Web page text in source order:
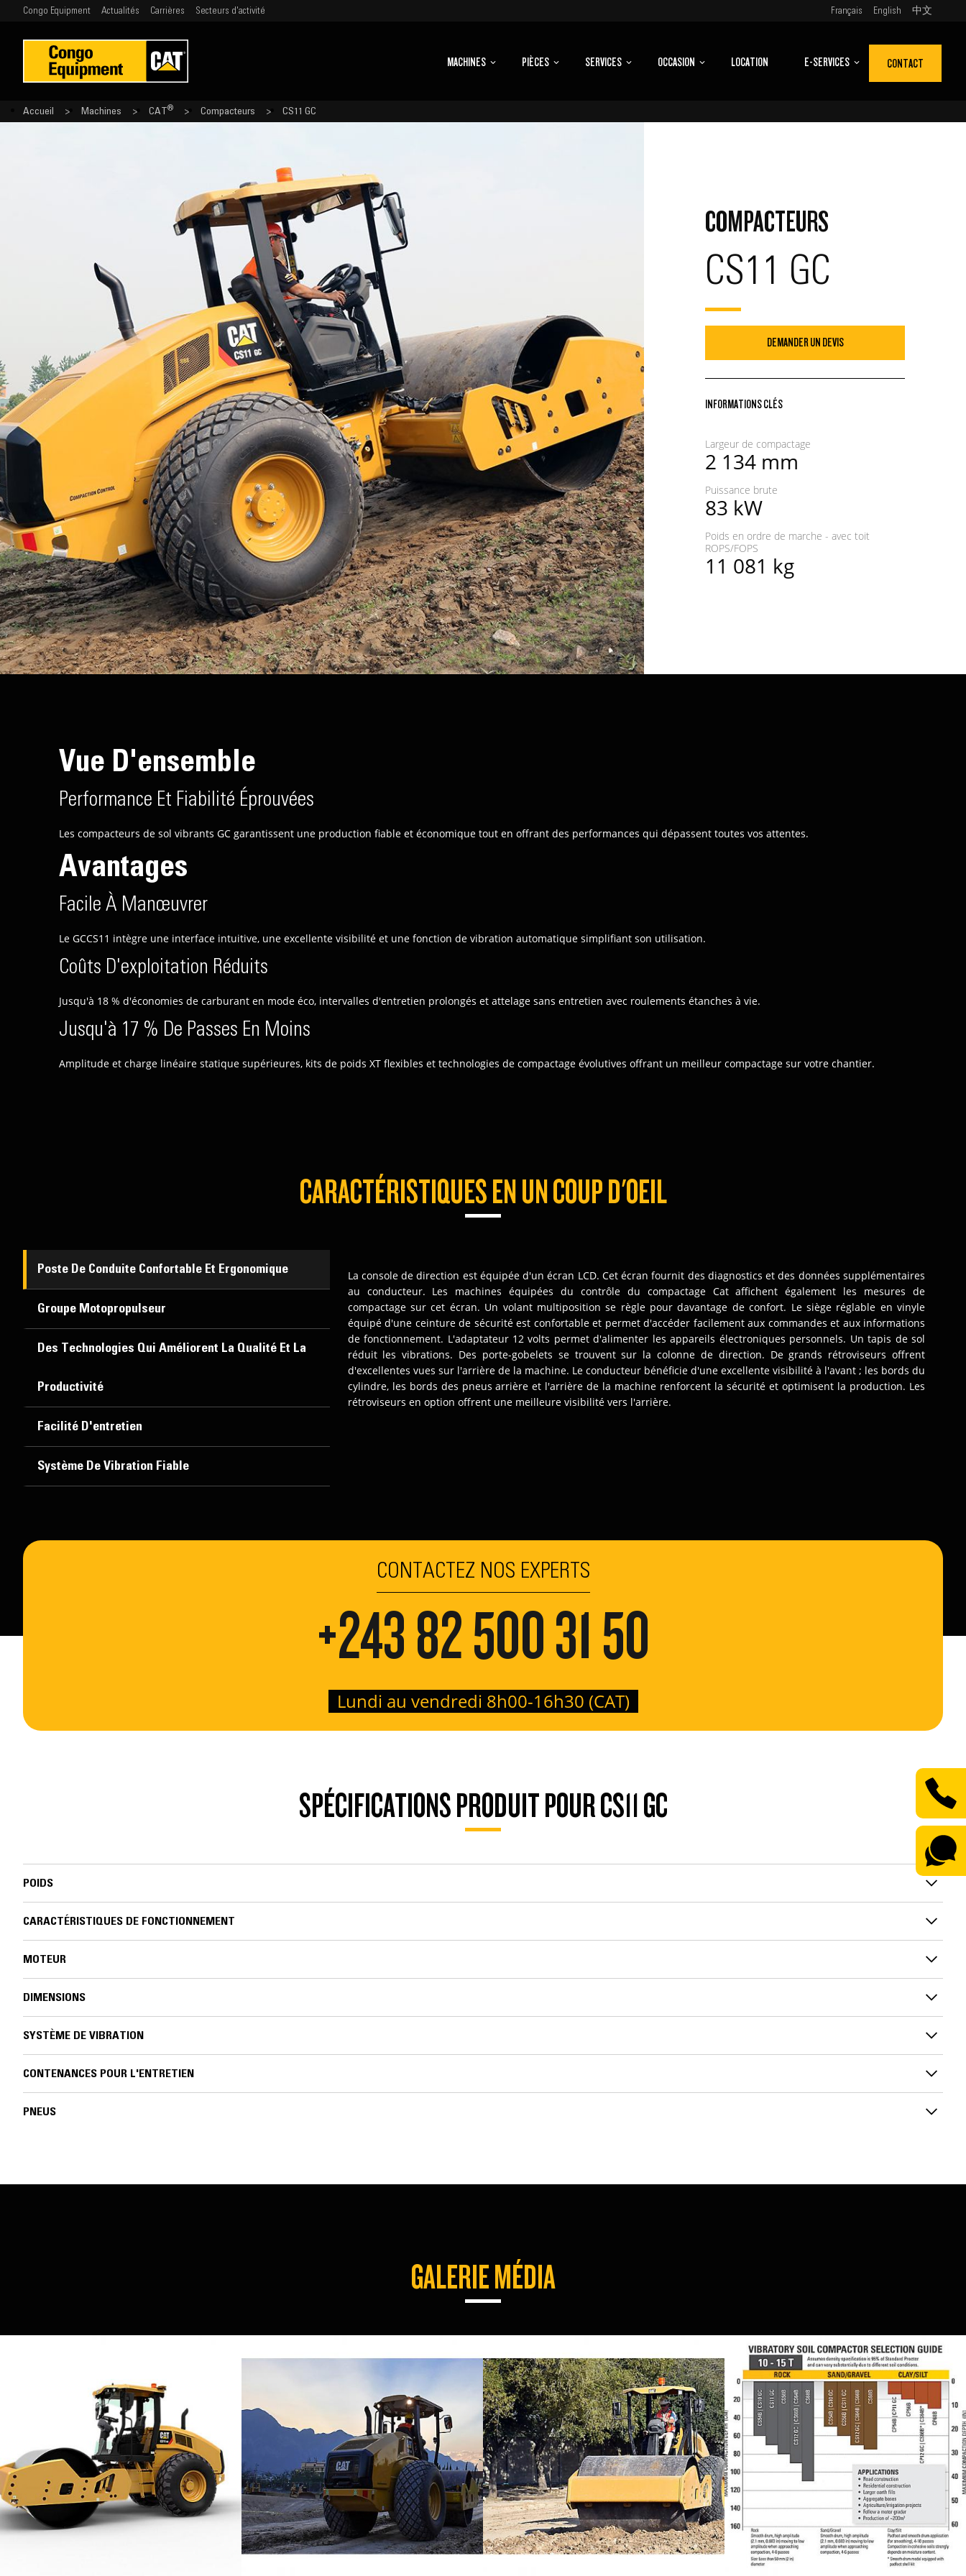
Congo Equipment Actualités Carrières Secteurs d'activité Français English 中文
MACHINES PIÈCES SERVICES OCCASION LOCATION E-SERVICES CONTACT
Accueil Machines CAT ® Compacteurs CS11 GC
COMPACTEURS
CS11 GC
DEMANDER UN DEVIS
INFORMATIONS CLÉS
Largeur de compactage
2 134 mm
Puissance brute
83 kW
Poids en ordre de marche - avec toit
ROPS/FOPS
11 081 kg
Vue D'ensemble
Performance Et Fiabilité Éprouvées
Les compacteurs de sol vibrants GC garantissent une production fiable et économique tout en offrant des performances qui dépassent toutes vos attentes.
Avantages
Facile À Manœuvrer
Le GCCS11 intègre une interface intuitive, une excellente visibilité et une fonction de vibration automatique simplifiant son utilisation.
Coûts D'exploitation Réduits
Jusqu'à 18 % d'économies de carburant en mode éco, intervalles d'entretien prolongés et attelage sans entretien avec roulements étanches à vie.
Jusqu'à 17 % De Passes En Moins
Amplitude et charge linéaire statique supérieures, kits de poids XT flexibles et technologies de compactage évolutives offrant un meilleur compactage sur votre chantier.
CARACTÉRISTIQUES EN UN COUP D'OEIL
Poste De Conduite Confortable Et Ergonomique
Groupe Motopropulseur
Des Technologies Qui Améliorent La Qualité Et La
Productivité
Facilité D'entretien
Système De Vibration Fiable
La console de direction est équipée d'un écran LCD. Cet écran fournit des diagnostics et des données supplémentaires
au conducteur. Les machines équipées du contrôle du compactage Cat affichent également les mesures de
compactage sur cet écran. Un volant multiposition se règle pour davantage de confort. Le siège réglable en vinyle
équipé d'une ceinture de sécurité est confortable et permet d'accéder facilement aux commandes et aux informations
de fonctionnement. L'adaptateur 12 volts permet d'alimenter les appareils électroniques personnels. Un tapis de sol
réduit les vibrations. Des porte-gobelets se trouvent sur la colonne de direction. De grands rétroviseurs offrent
d'excellentes vues sur l'arrière de la machine. Le conducteur bénéficie d'une excellente visibilité à l'avant ; les bords du
cylindre, les bords des pneus arrière et l'arrière de la machine renforcent la sécurité et optimisent la production. Les
rétroviseurs en option offrent une meilleure visibilité vers l'arrière.
CONTACTEZ NOS EXPERTS
+243 82 500 31 50
Lundi au vendredi 8h00-16h30 (CAT)
SPÉCIFICATIONS PRODUIT POUR CS11 GC
POIDS
CARACTÉRISTIQUES DE FONCTIONNEMENT
MOTEUR
DIMENSIONS
SYSTÈME DE VIBRATION
CONTENANCES POUR L'ENTRETIEN
PNEUS
GALERIE MÉDIA